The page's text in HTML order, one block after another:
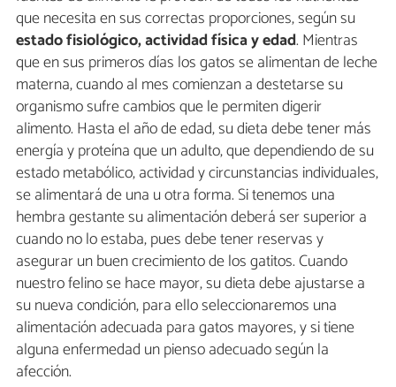
que necesita en sus correctas proporciones, según su
estado fisiológico, actividad física y edad. Mientras
que en sus primeros días los gatos se alimentan de leche
materna, cuando al mes comienzan a destetarse su
organismo sufre cambios que le permiten digerir
alimento. Hasta el año de edad, su dieta debe tener más
energía y proteína que un adulto, que dependiendo de su
estado metabólico, actividad y circunstancias individuales,
se alimentará de una u otra forma. Si tenemos una
hembra gestante su alimentación deberá ser superior a
cuando no lo estaba, pues debe tener reservas y
asegurar un buen crecimiento de los gatitos. Cuando
nuestro felino se hace mayor, su dieta debe ajustarse a
su nueva condición, para ello seleccionaremos una
alimentación adecuada para gatos mayores, y si tiene
alguna enfermedad un pienso adecuado según la
afección.